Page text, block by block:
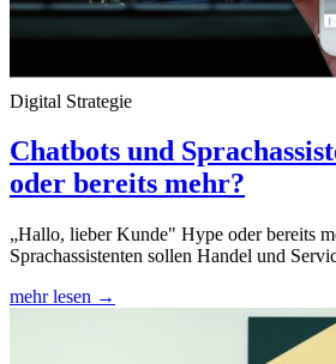
Digital Strategie
Chatbots und
oder bereits mehr?
„Hallo, lieber Kunde" Hype oder bereits
Sprachassistenten sollen Handel und
mehr lesen →